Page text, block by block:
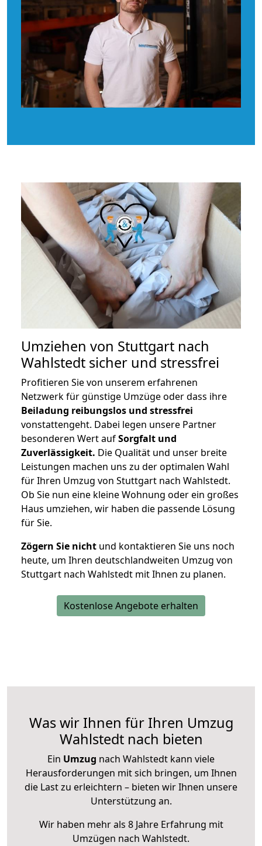
Umziehen von Stuttgart nach
Wahlstedt sicher und stressfrei
Profitieren Sie von unserem erfahrenen
Netzwerk für günstige Umzüge oder dass ihre
Beiladung reibungslos und stressfrei
vonstattengeht. Dabei legen unsere Partner
besonderen Wert aufSorgfalt und
Zuverlässigkeit. Die Qualität und unser breite
Leistungen machen uns zu der optimalen Wahl
für Ihren Umzug von Stuttgart nach Wahlstedt.
Ob Sie nun eine kleine Wohnung oder ein großes
Haus umziehen, wir haben die passende Lösung
für Sie.
Zögern Sie nicht und kontaktieren Sie uns noch
heute, um Ihren deutschlandweiten Umzug von
Stuttgart nach Wahlstedt mit Ihnen zu planen.
Kostenlose Angebote erhalten
Was wir Ihnen für Ihren Umzug
Wahlstedt nach bieten
Ein Umzug nach Wahlstedt kann viele
Herausforderungen mit sich bringen, um Ihnen
die Last zu erleichtern – bieten wir Ihnen unsere
Unterstützung an.
Wir haben mehr als 8 Jahre Erfahrung mit
Umzügen nach Wahlstedt.